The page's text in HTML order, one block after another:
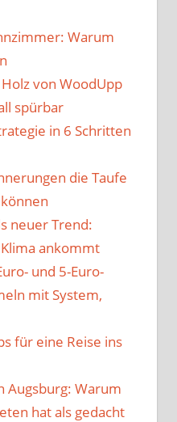
Warum
von WoodUpp
spürbar
in 6 Schritten
die Taufe
neuer Trend:
ankommt
und 5-Euro-
mit System,
für eine Reise ins
Augsburg: Warum
hat als gedacht